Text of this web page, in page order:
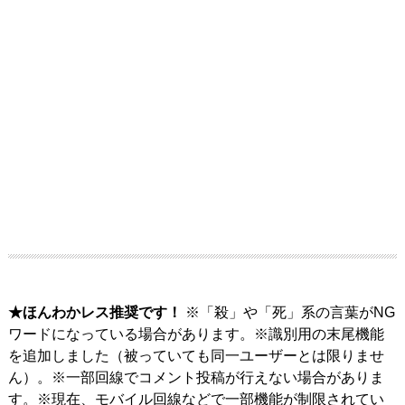
★ほんわかレス推奨です！
※「殺」や「死」系の言葉がNG
ワードになっている場合があります。※識別用の末尾機能
を追加しました（被っていても同一ユーザーとは限りませ
ん）。※一部回線でコメント投稿が行えない場合がありま
す。※現在、モバイル回線などで一部機能が制限されてい